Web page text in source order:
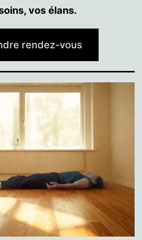
vos élans.
rendez-vous